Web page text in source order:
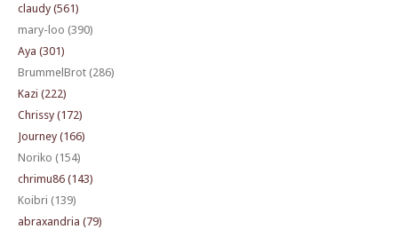
claudy (561)
mary-loo (390)
Aya (301)
BrummelBrot (286)
Kazi (222)
Chrissy (172)
Journey (166)
Noriko (154)
chrimu86 (143)
Koibri (139)
abraxandria (79)